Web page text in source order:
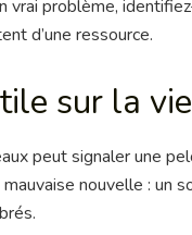
vrai problème,
d’une ressource.
sur la
peut signaler une
nouvelle : un